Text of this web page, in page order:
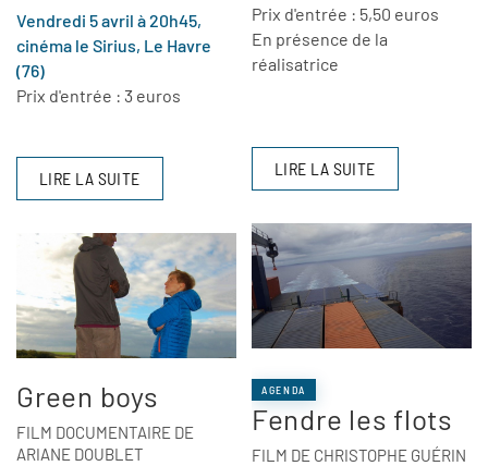
Vendredi 5 avril à 20h45,
cinéma le Sirius, Le Havre
(76)
Prix d'entrée : 3 euros
LIRE LA SUITE
Green boys
FILM DOCUMENTAIRE DE
ARIANE DOUBLET
Prix d'entrée : 5,50 euros
En présence de la
réalisatrice
LIRE LA SUITE
AGENDA
Fendre les flots
FILM DE CHRISTOPHE GUÉRIN